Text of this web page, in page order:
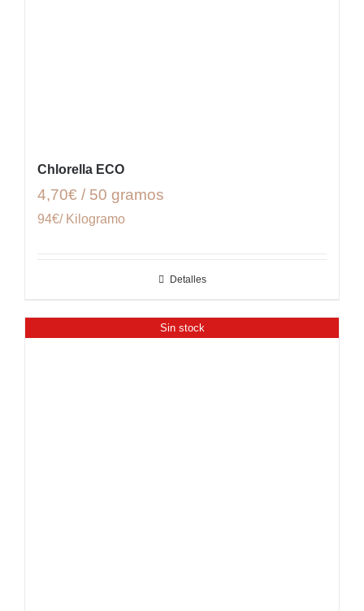
Chlorella ECO
4,70€ / 50 gramos
94€/ Kilogramo
Detalles
Sin stock